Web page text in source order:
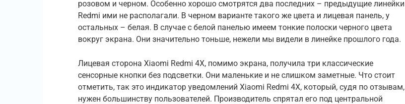
розовом и черном. Особенно хорошо смотрятся два последних – предыдущие линейки
Redmi ими не располагали. В черном варианте такого же цвета и лицевая панель, у
остальных – белая. В случае с белой панелью имеем тонкие полоски черного цвета
вокруг экрана. Они значительно тоньше, нежели мы видели в линейке прошлого года.
Лицевая сторона Xiaomi Redmi 4X, помимо экрана, получила три классические
сенсорные кнопки без подсветки. Они маленькие и не слишком заметные. Что стоит
отметить, так это индикатор уведомлений Xiaomi Redmi 4X, который, судя по отзывам,
нужен большинству пользователей. Производитель спрятал его под центральной